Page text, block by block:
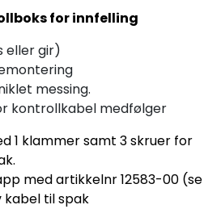
for innfelling
eller gir)
messing.
kontrollkabel medfølger
1 klammer samt 3 skruer for
med artikkelnr 12583-00 (se
til spak